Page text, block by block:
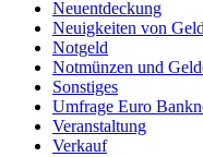
Neuentdeckung
Neuigkeiten von
Notgeld
Notmünzen und
Sonstiges
Umfrage Euro
Veranstaltung
Verkauf